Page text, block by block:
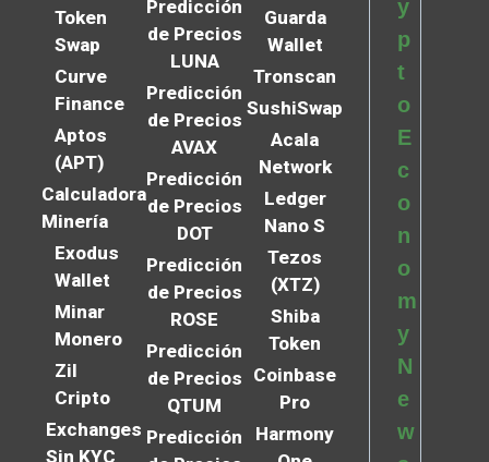
Token
Swap
Curve
Finance
Aptos
(APT)
Calculadora
Minería
Exodus
Wallet
Minar
Monero
Zil
Cripto
Exchanges
Sin KYC
Predicción
de Precios
LUNA
Predicción
de Precios
AVAX
Predicción
de Precios
DOT
Predicción
de Precios
ROSE
Predicción
de Precios
QTUM
Predicción
Guarda
Wallet
Tronscan
SushiSwap
Acala
Network
Ledger
Nano S
Tezos
(XTZ)
Shiba
Token
Coinbase
Pro
Harmony
y
p
t
o
E
c
o
n
o
m
y
N
e
w